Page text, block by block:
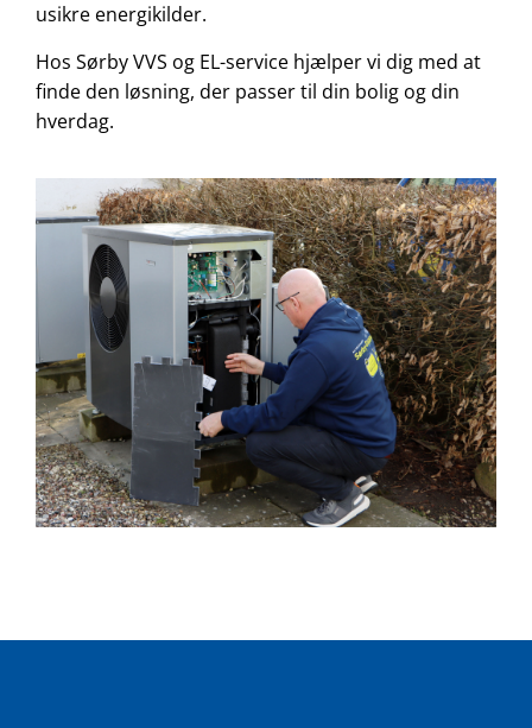
usikre energikilder.
Hos Sørby VVS og EL-service hjælper vi dig med at
finde den løsning, der passer til din bolig og din
hverdag.